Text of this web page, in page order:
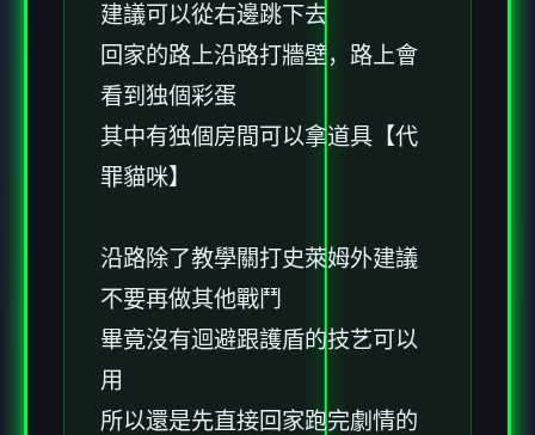
建議可以從右邊跳下去
回家的路上沿路打牆壁，路上會
看到独個彩蛋
其中有独個房間可以拿道具【代
罪貓咪】
沿路除了教學關打史萊姆外建議
不要再做其他戰鬥
畢竟沒有迴避跟護盾的技艺可以
用
所以還是先直接回家跑完劇情的